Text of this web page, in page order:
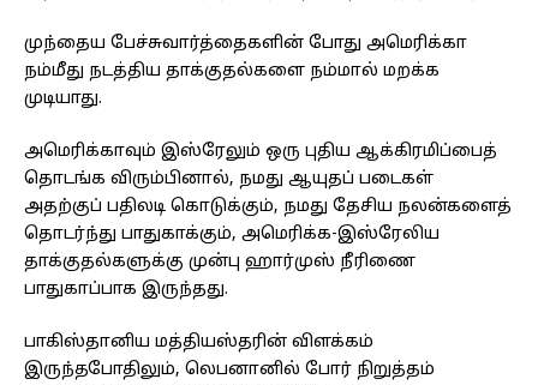
முந்தைய பேச்சுவார்த்தைகளின் போது அமெரிக்கா
நம்மீது நடத்திய தாக்குதல்களை நம்மால் மறக்க
முடியாது.
அமெரிக்காவும் இஸ்ரேலும் ஒரு புதிய ஆக்கிரமிப்பைத்
தொடங்க விரும்பினால், நமது ஆயுதப் படைகள்
அதற்குப் பதிலடி கொடுக்கும், நமது தேசிய நலன்களைத்
தொடர்ந்து பாதுகாக்கும், அமெரிக்க-இஸ்ரேலிய
தாக்குதல்களுக்கு முன்பு ஹார்முஸ் நீரிணை
பாதுகாப்பாக இருந்தது.
பாகிஸ்தானிய மத்தியஸ்தரின் விளக்கம்
இருந்தபோதிலும், லெபனானில் போர் நிறுத்தம்